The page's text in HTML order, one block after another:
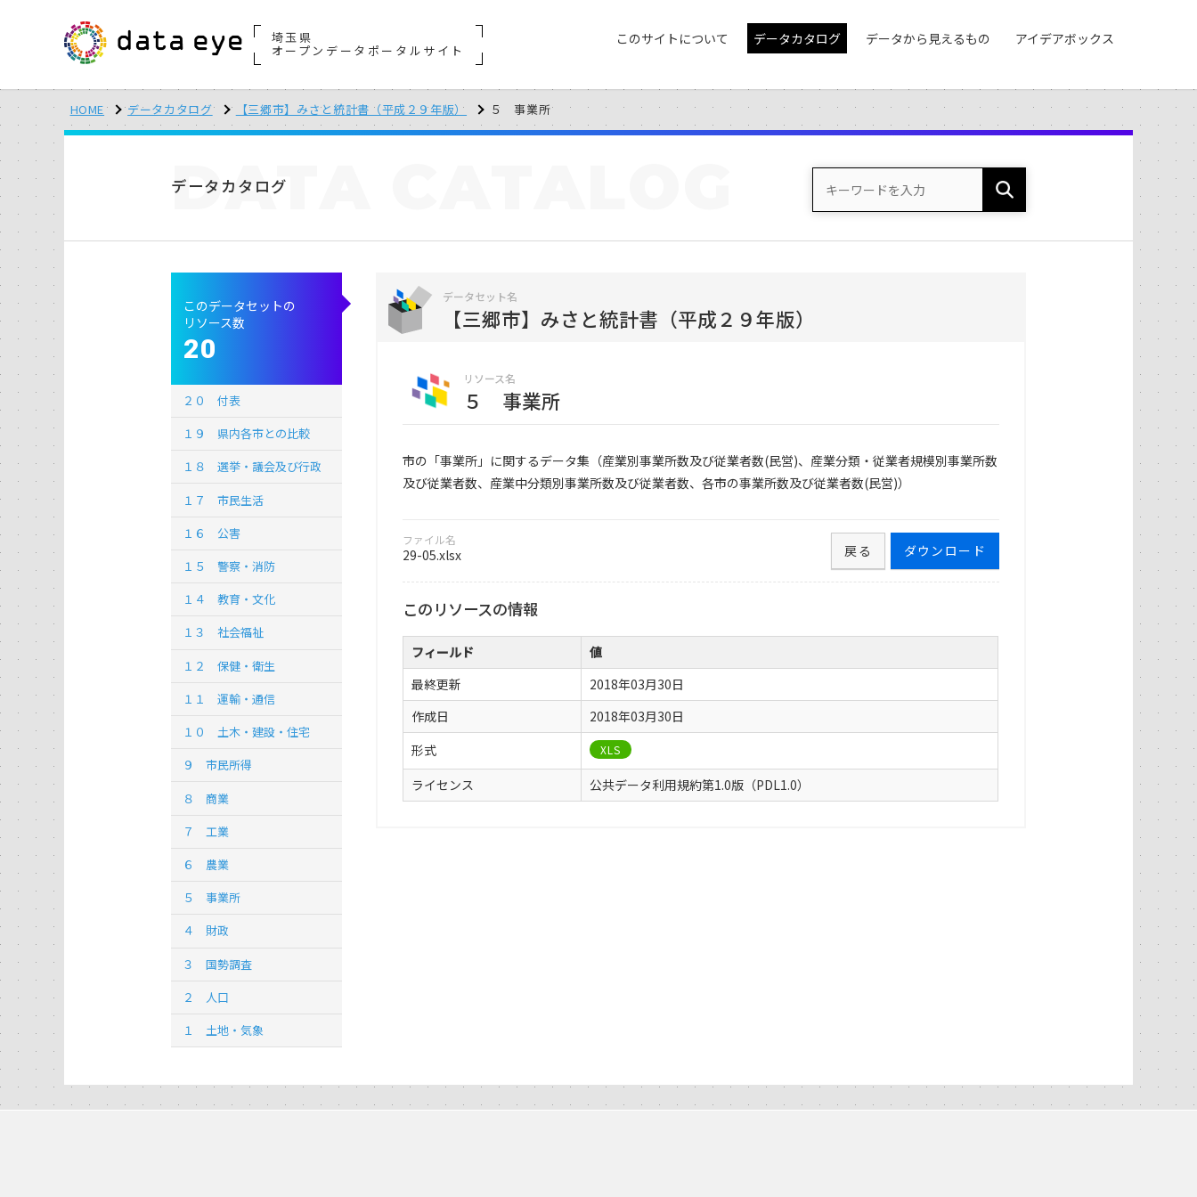
埼玉県
オープンデータポータルサイト
このサイトについて データカタログ データから見えるもの アイデアボックス
HOME データカタログ 【三郷市】みさと統計書（平成２９年版） ５ 事業所
データカタログ
DATA
データセット名
【三郷市】みさと統計書（平成２９年版）
リソース名
５ 事業所
市の「事業所」に関するデータ集（産業別事業所数及び従業者数(民営)、産業分類・従業者規模別事業所数
及び従業者数、産業中分類別事業所数及び従業者数、各市の事業所数及び従業者数(民営)）
ファイル名
29-05.xlsx ダウンロード
戻る
このリソースの情報
フィールド
値
最終更新
2018年03月30日
作成日
2018年03月30日
形式
XLS
ライセンス 公共データ利用規約第1.0版（PDL1.0）
このデータセットの
リソース数
20
２０ 付表
１９ 県内各市との比較
１８ 選挙・議会及び行政
１７ 市民生活
１６ 公害
１５ 警察・消防
１４ 教育・文化
１３ 社会福祉
１２ 保健・衛生
１１ 運輸・通信
１０ 土木・建設・住宅
９ 市民所得
８ 商業
７ 工業
６ 農業
５ 事業所
４ 財政
３ 国勢調査
２ 人口
１ 土地・気象